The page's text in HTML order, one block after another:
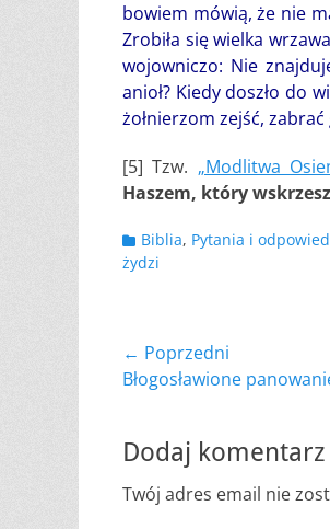
bowiem mówią, że nie
Zrobiła się wielka
wojowniczo: Nie
anioł? Kiedy doszło do
żołnierzom zejść,
[5] Tzw. „Modlitwa
Haszem, który
Kategorii
Biblia, Pytania i
żydzi
Nawigacja
wpisu
← Poprzedni
Poprzedni
Błogosławione
Dodaj komentarz
Twój adres email nie